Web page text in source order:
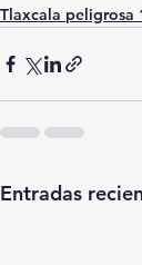
Tlaxcala peligrosa
Entradas